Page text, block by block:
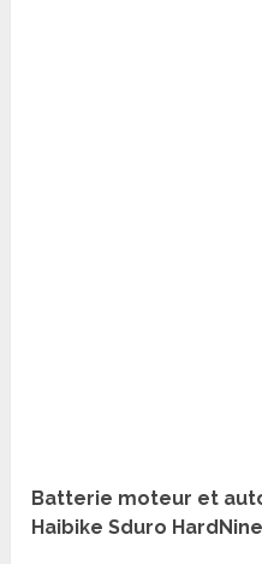
Batterie moteur et
Haibike Sduro